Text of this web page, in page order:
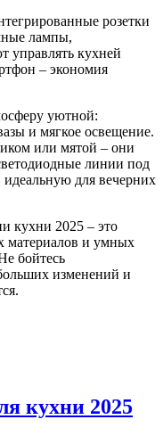
розетки
лампы,
управлять кухней
– экономия
уютной:
и мягкое освещение.
или мятой – они
линии под
для вечерних
кухни 2025 – это
материалов и умных
бойтесь
изменений и
кухни 2025